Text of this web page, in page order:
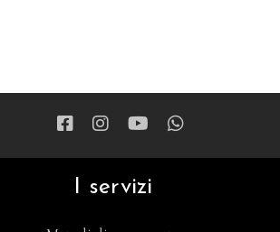
I servizi